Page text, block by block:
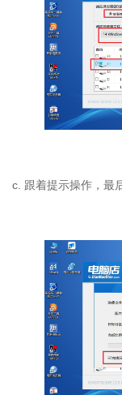
c. 跟着提示操作，最